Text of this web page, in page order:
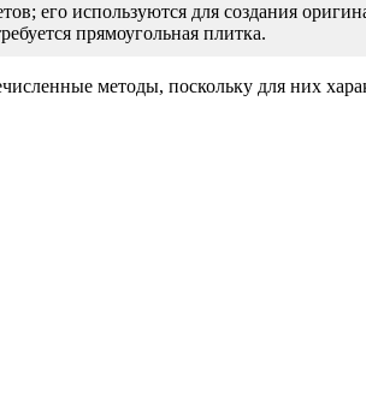
его используются для создания
прямоугольная плитка.
методы, поскольку для них